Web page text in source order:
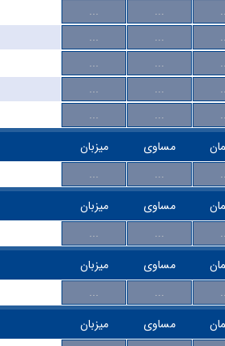
... ...
... ...
... ...
... ...
... ...
میزبان مساوی
... ...
میزبان مساوی
... ...
میزبان مساوی
... ...
میزبان مساوی